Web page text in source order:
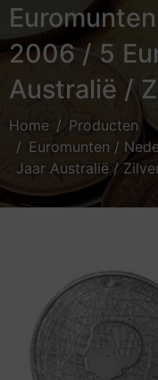
2006 / 5
Australië /
Home
Producten
Euromunten /
Jaar Australië /